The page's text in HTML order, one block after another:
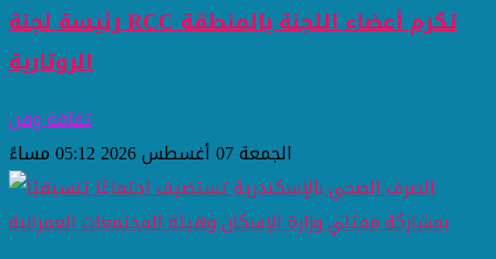
رئيسة لجنة RCC تكرم أعضاء اللجنة بالمنطقة
الروتارية
ثقافة وفن
الجمعة 07 أغسطس 2026 05:12 مساءً